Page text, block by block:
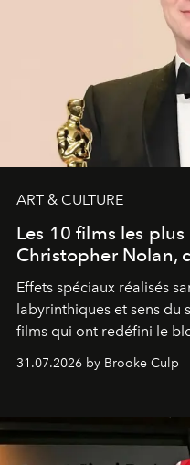
ART & CULTURE
Les 10 films les
Christopher Nolan,
Effets spéciaux réalisés
labyrinthiques et sens du
films qui ont redéfini le
31.07.2026 by Brooke Culp